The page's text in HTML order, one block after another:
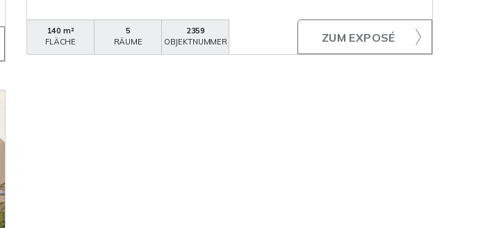
140 m²
FLÄCHE
5
RÄUME
2359
OBJEKTNUMMER
ZUM EXPOSÉ